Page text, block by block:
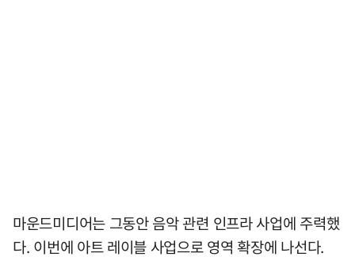
마운드미디어는 그동안 음악 관련 인프라 사업에 주력했
다. 이번에 아트 레이블 사업으로 영역 확장에 나선다.